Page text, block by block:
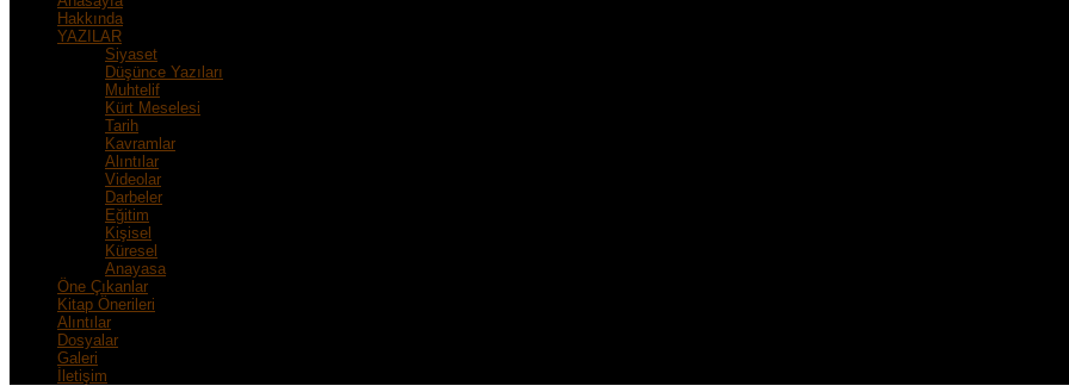
Hakkında
YAZILAR
Siyaset
Düşünce Yazıları
Muhtelif
Kürt Meselesi
Tarih
Kavramlar
Alıntılar
Videolar
Darbeler
Eğitim
Kişisel
Küresel
Anayasa
Öne Çıkanlar
Kitap Önerileri
Alıntılar
Dosyalar
Galeri
İletişim